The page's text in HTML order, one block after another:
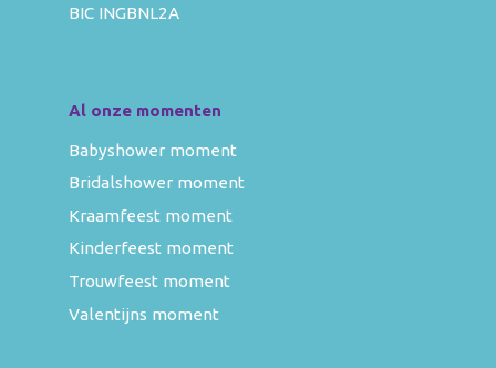
BIC INGBNL2A
Al onze momenten
Babyshower moment
Bridalshower moment
Kraamfeest moment
Kinderfeest moment
Trouwfeest moment
Valentijns moment